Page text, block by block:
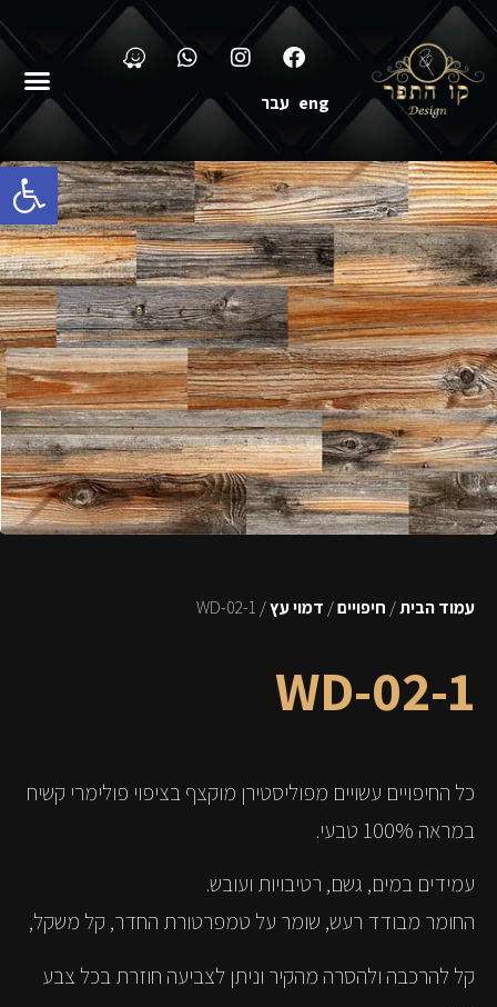
פתח
eng עבר
עמוד הבית/ חיפויים/ דמוי עץ/ WD-02-1
WD-02-1
כל החיפויים עשויים מפוליסטירן מוקצף בציפוי פולימרי קשיח
במראה 100% טבעי.
עמידים במים, גשם, רטיבויות ועובש.
החומר מבודד רעש, שומר על טמפרטורת החדר, קל משקל,
קל להרכבה ולהסרה מהקיר וניתן לצביעה חוזרת בכל צבע